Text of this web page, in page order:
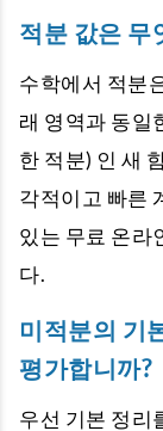
적분 값은 무
수학에서 적분
래 영역과 동일
한 적분) 인 새
각적이고 빠른
있는 무료 온라
다.
미적분의 기
평가합니까?
우선 기본 정리